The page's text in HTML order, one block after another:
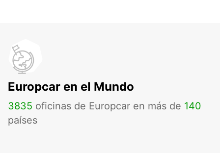
Europcar en el Mundo
3835 oficinas de Europcar en más de 140
países